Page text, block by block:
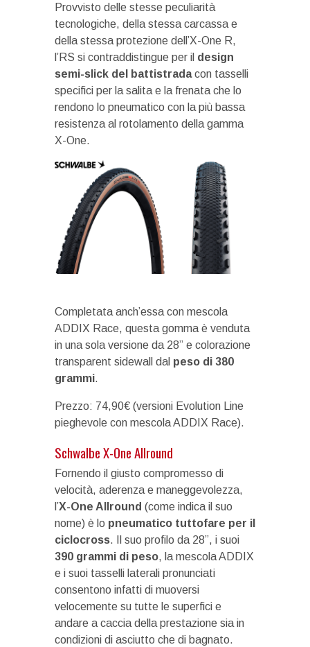
Provvisto delle stesse peculiarità
tecnologiche, della stessa carcassa e
della stessa protezione dell’X-One R,
l’RS si contraddistingue per il design
semi-slick del battistradacon tasselli
specifici per la salita e la frenata che lo
rendono lo pneumatico con la più bassa
resistenza al rotolamento della gamma
X-One.
Completata anch’essa con mescola
ADDIX Race, questa gomma è venduta
in una sola versione da 28” e colorazione
transparent sidewall dal peso di 380
grammi.
Prezzo: 74,90€ (versioni Evolution Line
pieghevole con mescola ADDIX Race).
Schwalbe X-One Allround
Fornendo il giusto compromesso di
velocità, aderenza e maneggevolezza,
l’X-One Allround (come indica il suo
nome) è lo pneumatico tuttofare per il
ciclocross. Il suo profilo da 28”, i suoi
390 grammi di peso, la mescola ADDIX
e i suoi tasselli laterali pronunciati
consentono infatti di muoversi
velocemente su tutte le superfici e
andare a caccia della prestazione sia in
condizioni di asciutto che di bagnato.